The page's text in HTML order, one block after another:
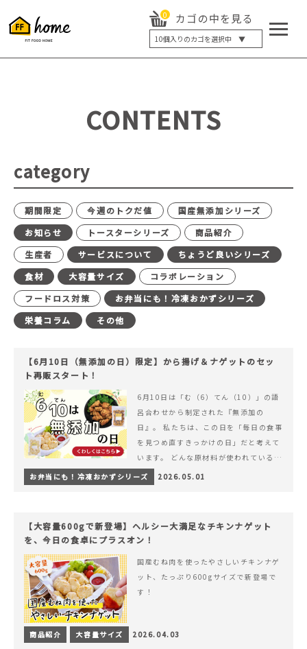
0 カゴの中を見る
10個入りのカゴを選択中 ▼
5個入り
20個入り
最大12%OFF
CONTENTS
category
期間限定 今週のトクだ値
国産無添加シリーズ
お知らせ
トースターシリーズ
商品紹介
生産者
サービスについて
ちょうど良いシリーズ
食材
大容量サイズ
コラボレーション
フードロス対策
お弁当にも！冷凍おかずシリーズ
栄養コラム
その他
【6月10日（無添加の日）限定】から揚げ＆ナゲットのセッ
ト再販スタート！
6月10日は「む（6）てん（10）」の語
呂合わせから制定された『無添加の
日』。 私たちは、この日を「毎日の食事
を見つめ直すきっかけの日」だと考えて
います。 どんな原材料が使われているの
か。 どのようにつくられているのか。&
hellip; 続きを読む 【6月10日（無添加
お弁当にも！冷凍おかずシリーズ 2026.05.01
【大容量600gで新登場】ヘルシー大満足なチキンナゲット
を、今日の食卓にプラスオン！
国産むね肉を使ったやさしいチキンナゲ
ット、たっぷり600gサイズで新登場で
す！
商品紹介 大容量サイズ 2026.04.03